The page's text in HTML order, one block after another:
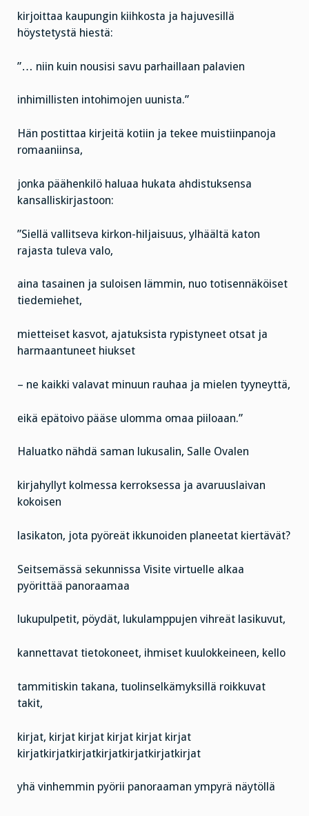
kirjoittaa kaupungin kiihkosta ja hajuvesillä
höystetystä hiestä:
”… niin kuin nousisi savu parhaillaan palavien
inhimillisten intohimojen uunista.”
Hän postittaa kirjeitä kotiin ja tekee muistiinpanoja
romaaniinsa,
jonka päähenkilö haluaa hukata ahdistuksensa
kansalliskirjastoon:
”Siellä vallitseva kirkon-hiljaisuus, ylhäältä katon
rajasta tuleva valo,
aina tasainen ja suloisen lämmin, nuo totisennäköiset
tiedemiehet,
mietteiset kasvot, ajatuksista rypistyneet otsat ja
harmaantuneet hiukset
– ne kaikki valavat minuun rauhaa ja mielen tyyneyttä,
eikä epätoivo pääse ulomma omaa piiloaan.”
Haluatko nähdä saman lukusalin, Salle Ovalen
kirjahyllyt kolmessa kerroksessa ja avaruuslaivan
kokoisen
lasikaton, jota pyöreät ikkunoiden planeetat kiertävät?
Seitsemässä sekunnissa Visite virtuelle alkaa
pyörittää panoraamaa
lukupulpetit, pöydät, lukulamppujen vihreät lasikuvut,
kannettavat tietokoneet, ihmiset kuulokkeineen, kello
tammitiskin takana, tuolinselkämyksillä roikkuvat
takit,
kirjat, kirjat kirjat kirjat kirjat kirjat
kirjatkirjatkirjatkirjatkirjatkirjatkirjat
yhä vinhemmin pyörii panoraaman ympyrä näytöllä